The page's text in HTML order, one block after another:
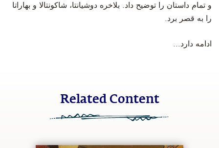
و تمام داستان را توضیح داد. بلاخره دوشیانتا، شاکونتالا و بهاراتا
را به قصر برد.
‫ادامه دارد...
Related Content